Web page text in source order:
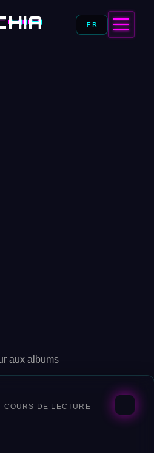
FR
aux albums
COURS DE LECTURE